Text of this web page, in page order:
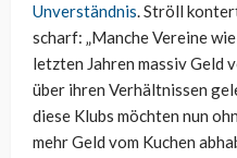
Unverständnis. Ströll
scharf: „Manche Vereine
letzten Jahren massiv Geld
über ihren Verhältnissen
diese Klubs möchten nun
mehr Geld vom Kuchen